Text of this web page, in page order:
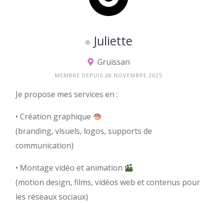
Juliette
Gruissan
MEMBRE DEPUIS 28 NOVEMBRE 2025
Je propose mes services en :
• Création graphique
(branding, visuels, logos, supports de
communication)
• Montage vidéo et animation
(motion design, films, vidéos web et contenus pour
les réseaux sociaux)